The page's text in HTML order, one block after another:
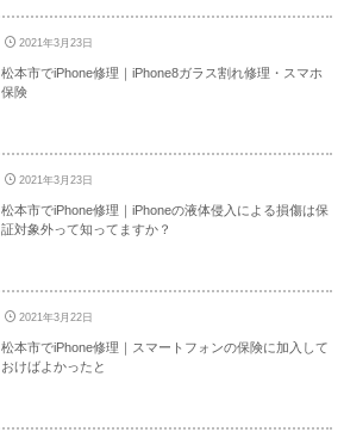
2021年3月23日
松本市でiPhone修理｜iPhone8ガラス割れ修理・スマホ
保険
2021年3月23日
松本市でiPhone修理｜iPhoneの液体侵入による損傷は保
証対象外って知ってますか？
2021年3月22日
松本市でiPhone修理｜スマートフォンの保険に加入して
おけばよかったと